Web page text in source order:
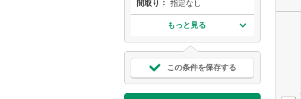
間取り
指定なし
もっと見る
この条件を保存する